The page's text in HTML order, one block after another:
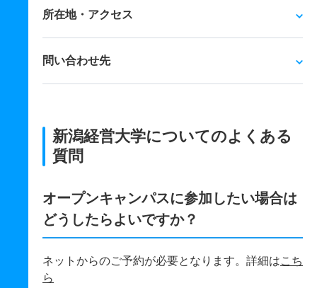
所在地・アクセス
問い合わせ先
新潟経営大学についてのよくある
質問
オープンキャンパスに参加したい場合は
どうしたらよいですか？
ネットからのご予約が必要となります。詳細はこち
ら